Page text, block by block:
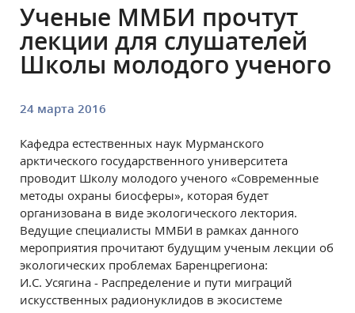
Ученые ММБИ прочтут
лекции для слушателей
Школы молодого ученого
24 марта 2016
Кафедра естественных наук Мурманского
арктического государственного университета
проводит Школу молодого ученого «Современные
методы охраны биосферы», которая будет
организована в виде экологического лектория.
Ведущие специалисты ММБИ в рамках данного
мероприятия прочитают будущим ученым лекции об
экологических проблемах Баренцрегиона:
И.С. Усягина - Распределение и пути миграций
искусственных радионуклидов в экосистеме